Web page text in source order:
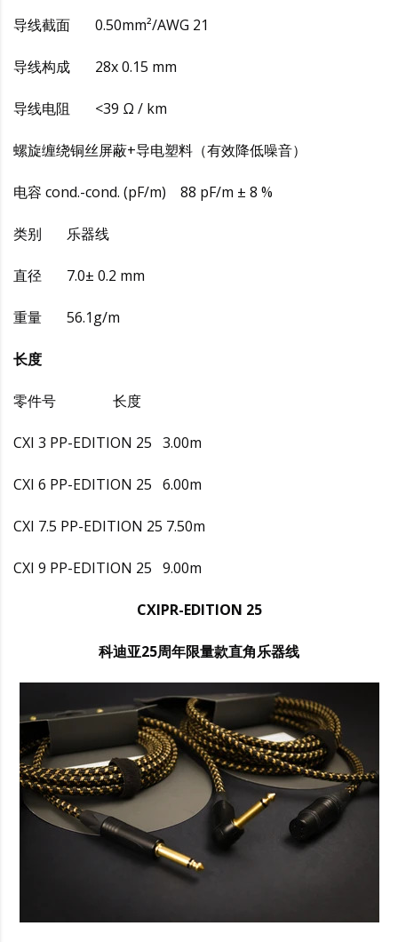
导线截面 0.50mm²/AWG 21
导线构成 28x 0.15 mm
导线电阻 <39 Ω / km
螺旋缠绕铜丝屏蔽+导电塑料（有效降低噪音）
电容 cond.-cond. (pF/m) 88 pF/m ± 8 %
类别 乐器线
直径 7.0± 0.2 mm
重量 56.1g/m
长度
零件号 长度
CXI 3 PP-EDITION 25 3.00m
CXI 6 PP-EDITION 25 6.00m
CXI 7.5 PP-EDITION 25 7.50m
CXI 9 PP-EDITION 25 9.00m
CXIPR-EDITION 25
科迪亚25周年限量款直角乐器线